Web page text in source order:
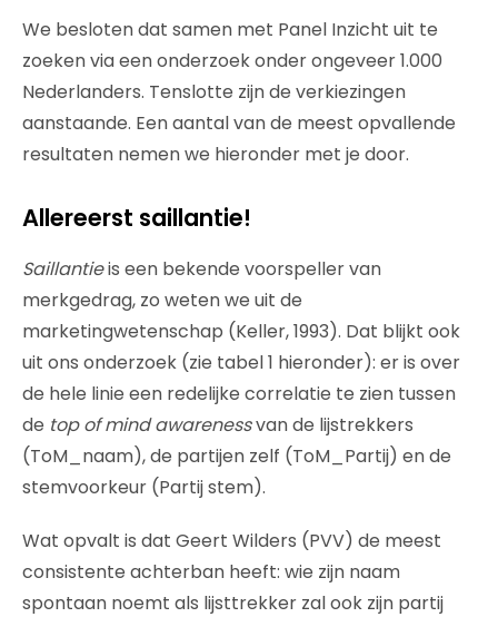
We besloten dat samen met Panel Inzicht uit te
zoeken via een onderzoek onder ongeveer 1.000
Nederlanders. Tenslotte zijn de verkiezingen
aanstaande. Een aantal van de meest opvallende
resultaten nemen we hieronder met je door.
Allereerst saillantie!
Saillantieis een bekende voorspeller van
merkgedrag, zo weten we uit de
marketingwetenschap (Keller, 1993). Dat blijkt ook
uit ons onderzoek (zie tabel 1 hieronder): er is over
de hele linie een redelijke correlatie te zien tussen
de top of mind awarenessvan de lijstrekkers
(ToM_naam), de partijen zelf (ToM_Partij) en de
stemvoorkeur (Partij stem).
Wat opvalt is dat Geert Wilders (PVV) de meest
consistente achterban heeft: wie zijn naam
spontaan noemt als lijsttrekker zal ook zijn partij